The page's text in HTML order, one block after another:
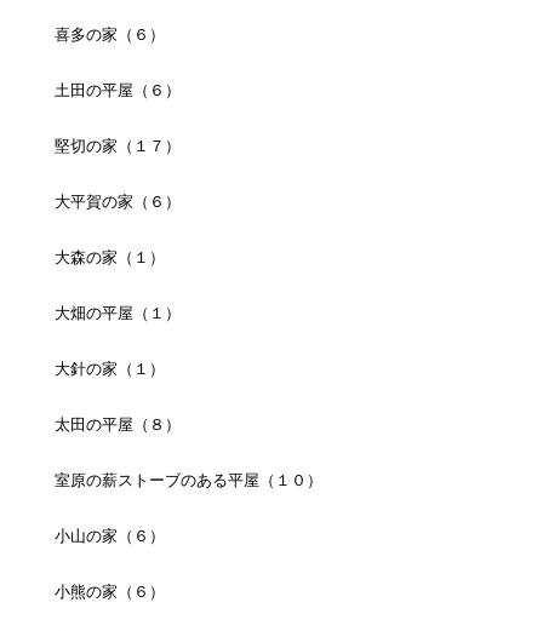
喜多の家（６）
土田の平屋（６）
堅切の家（１７）
大平賀の家（６）
大森の家（１）
大畑の平屋（１）
大針の家（１）
太田の平屋（８）
室原の薪ストーブのある平屋（１０）
小山の家（６）
小熊の家（６）